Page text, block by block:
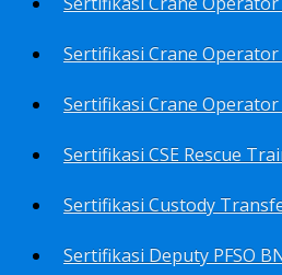
Sertifikasi Crane Operator
Sertifikasi CSE Rescue
Sertifikasi Deputy PFSO